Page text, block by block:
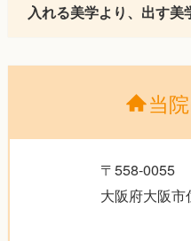
入れる美学より、出す美
当
〒558-0055
大阪府大阪